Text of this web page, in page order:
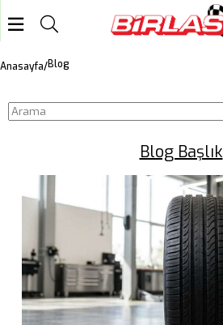
Anasayfa Blog
Blog Başlık